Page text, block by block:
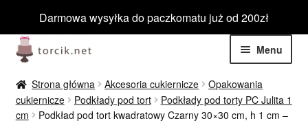
Darmowa wysyłka do paczkomatu już od 200zł
Przejdź
do
nawigacji
Przejdź
do
treści
Menu
Jadalne
menu
Rozwiń
Strona główna Akcesoria cukiernicze
Opakowania
cukiernicze
Podkłady pod tort
Podkłady pod torty PC Julita 1
cm
Podkład pod tort kwadratowy Czarny 30×30 cm, h 1 cm –